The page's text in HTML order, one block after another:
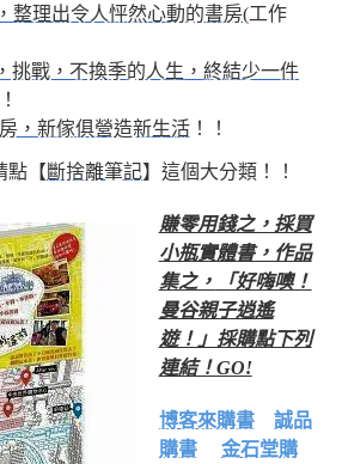
整理出令人怦然心動的書房(工作
挑戰，不換季的人生，終結少一件
，新傢俱營造新生活 ！！
點【斷捨離筆記】這個大分類！！
賺零用錢之，採買
小瓶實體書，作品
集之，
「好嗨噢！
曼谷親子逍遙
遊！」採購點下列
連結！GO!
博客來購書
誠品
購書
金石堂購